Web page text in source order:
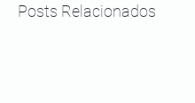
Posts Relacionados